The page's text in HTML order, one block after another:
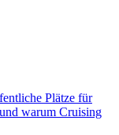
Plätze für
warum Cruising